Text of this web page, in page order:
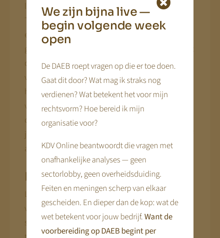
luxepositie: je verdient goed én je hebt reserves.
Tijd en geld zijn hier geen knelpunt — het risico is
een ander: onderschatting. Juist organisaties die er
goed voor staan, stellen de voorbereiding uit omdat
de urgentie ontbreekt. Terwijl de winstnormering
voor deze groep de grootste relatieve impact heeft:
hoe hoger je huidige rendement, hoe groter het
verschil met wat er straks als redelijk geldt. De
opgave:reken de nieuwe spelregels vroeg door
aan te passen hebt.
De kwetsbare organisatie
Laag maar positief rendement, laag eigen
vermogen. Je verdient geld — maar weinig, en er
staat geen buffer achter. Dat maakt deze positie één
We zijn bijna live —
begin volgende week
open
De DAEB roept vragen op die er toe doen.
Gaat dit door? Wat mag ik straks nog
verdienen? Wat betekent het voor mijn
rechtsvorm? Hoe bereid ik mijn
organisatie voor?
KDV Online beantwoordt die vragen met
onafhankelijke analyses — geen
sectorlobby, geen overheidsduiding.
Feiten en meningen scherp van elkaar
gescheiden. En dieper dan de kop: wat de
wet betekent voor jouw bedrijf.Want de
voorbereiding op DAEB begint per